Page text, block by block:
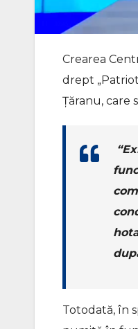
Crearea
drept
Țăranu, care
Totodată, în